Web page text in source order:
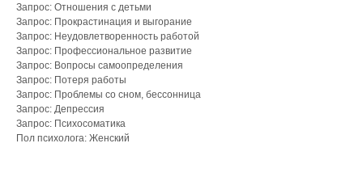
Запрос: Отношения с детьми
Запрос: Прокрастинация и выгорание
Запрос: Неудовлетворенность работой
Запрос: Профессиональное развитие
Запрос: Вопросы самоопределения
Запрос: Потеря работы
Запрос: Проблемы со сном, бессонница
Запрос: Депрессия
Запрос: Психосоматика
Пол психолога: Женский